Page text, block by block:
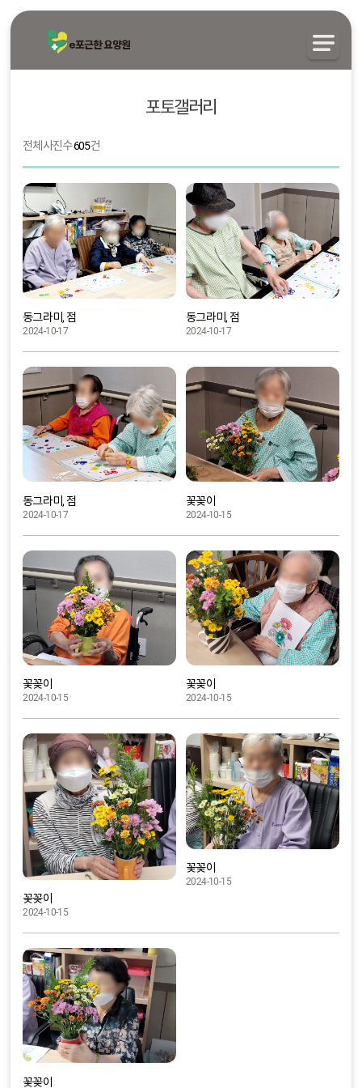
포토갤러리
전체 사진수605건
동그라미, 점
2024-10-17
동그라미, 점
2024-10-17
동그라미, 점
2024-10-17
꽃꽂이
2024-10-15
꽃꽂이
2024-10-15
꽃꽂이
2024-10-15
꽃꽂이
2024-10-15
꽃꽂이
2024-10-15
꽃꽂이